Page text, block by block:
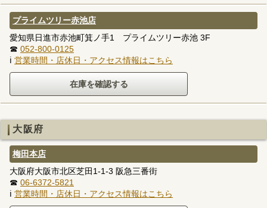
プライムツリー赤池店
愛知県日進市赤池町箕ノ手1 プライムツリー赤池 3F
☎ 052-800-0125
ℹ 営業時間・店休日・アクセス情報はこちら
大阪府
梅田本店
大阪府大阪市北区芝田1-1-3 阪急三番街
☎ 06-6372-5821
ℹ 営業時間・店休日・アクセス情報はこちら